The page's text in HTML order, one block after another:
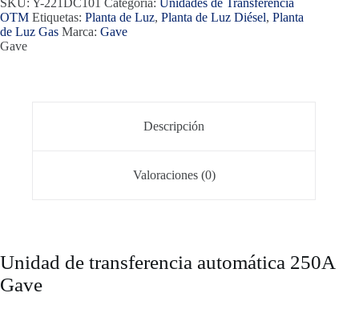
SKU: Y-221DC101 Categoría: Unidades de Transferencia
OTM Etiquetas: Planta de Luz, Planta de Luz Diésel, Planta
de Luz Gas Marca: Gave
Gave
Descripción
Valoraciones (0)
Unidad de transferencia automática 250A
Gave